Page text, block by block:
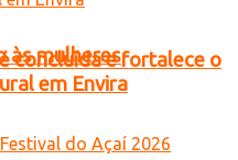
às mulheres
concluída e fortalece o
em Envira